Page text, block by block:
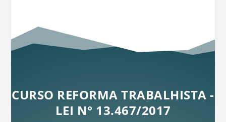
CURSO REFORMA TRABALHISTA -
LEI N° 13.467/2017